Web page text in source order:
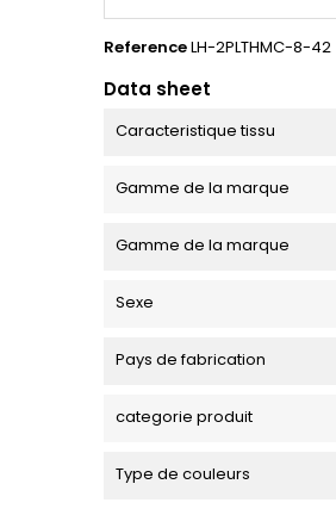
ReferenceLH-2PLTHMC-8-42
Data sheet
Caracteristique tissu
Gamme de la marque
Gamme de la marque
Sexe
Pays de fabrication
categorie produit
Type de couleurs